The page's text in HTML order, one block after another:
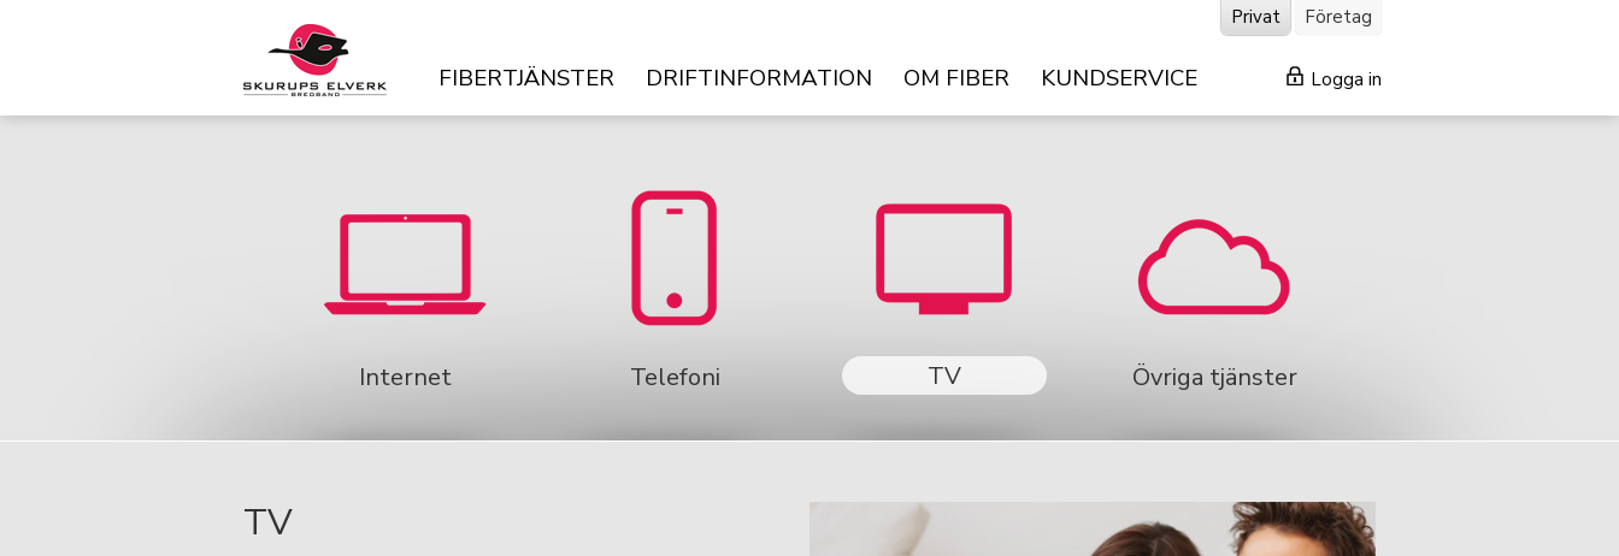
FIBERTJÄNSTER DRIFTINFORMATION OM FIBER KUNDSERVICE Logga in
Privat Företag
Internet Telefoni TV Övriga tjänster
TV